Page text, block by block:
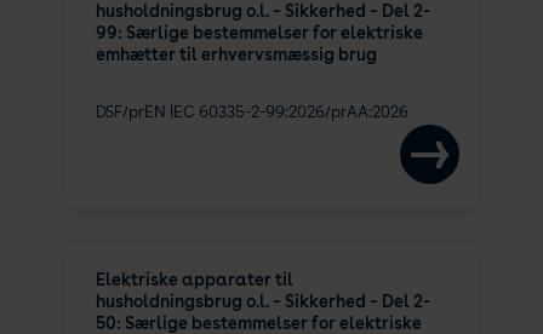
husholdningsbrug o.l. – Sikkerhed – Del 2-
99: Særlige bestemmelser for elektriske
emhætter til erhvervsmæssig brug
DSF/prEN IEC 60335-2-99:2026/prAA:2026
Elektriske apparater til
husholdningsbrug o.l. – Sikkerhed – Del 2-
50: Særlige bestemmelser for elektriske